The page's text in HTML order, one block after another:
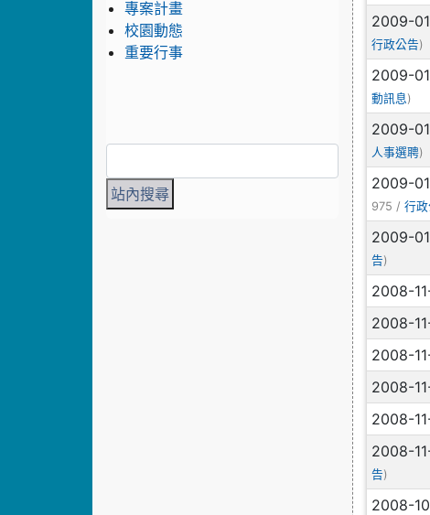
2009-
行政公告)
2009-
動訊息 )
2009-
人事選聘)
2009-
975 /行政
2009-
告)
2008-
2008-
2008-
2008-
2008-
2008-
告)
2008-
專案計畫
校園動態
重要行事